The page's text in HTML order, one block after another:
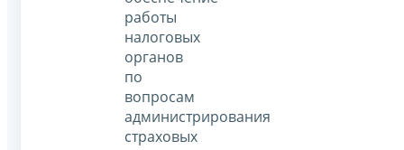
работы
налоговых
органов
по
вопросам
администрирования
страховых